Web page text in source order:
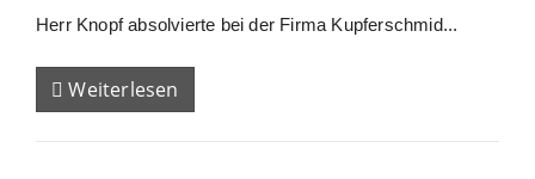
Herr Knopf absolvierte bei der Firma Kupferschmid...
Weiterlesen